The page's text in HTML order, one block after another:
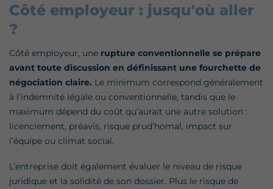
Côté employeur : jusqu'où aller
?
Côté employeur, une rupture conventionnelle se prépare
avant toute discussion en définissant une fourchette de
négociation claire. Le minimum correspond généralement
à l’indemnité légale ou conventionnelle, tandis que le
maximum dépend du coût qu’aurait une autre solution :
licenciement, préavis, risque prud’homal, impact sur
l’équipe ou climat social.
L’entreprise doit également évaluer le niveau de risque
juridique et la solidité de son dossier. Plus le risque de